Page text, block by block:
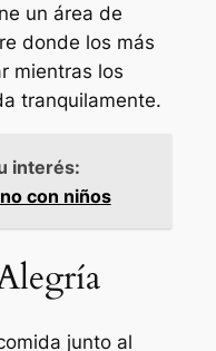
un área de
donde los más
mientras los
tranquilamente.
interés:
con niños
junto al